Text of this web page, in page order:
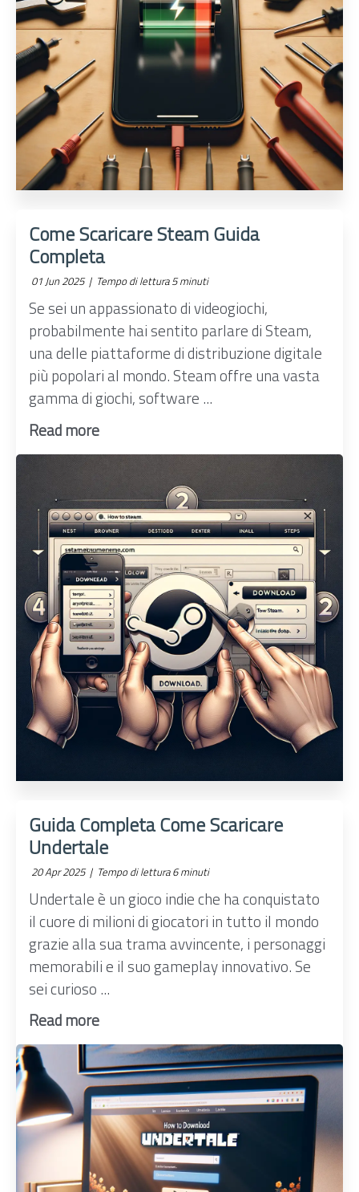
Come Scaricare Steam Guida
Completa
01 Jun 2025 | Tempo di lettura 5 minuti
Se sei un appassionato di videogiochi,
probabilmente hai sentito parlare di Steam,
una delle piattaforme di distribuzione digitale
più popolari al mondo. Steam offre una vasta
gamma di giochi, software ...
Read more
Guida Completa Come Scaricare
Undertale
20 Apr 2025 | Tempo di lettura 6 minuti
Undertale è un gioco indie che ha conquistato
il cuore di milioni di giocatori in tutto il mondo
grazie alla sua trama avvincente, i personaggi
memorabili e il suo gameplay innovativo. Se
sei curioso ...
Read more